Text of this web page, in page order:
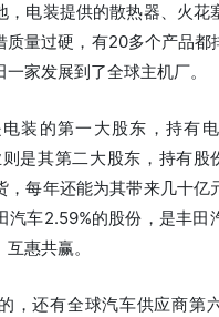
电装提供的散热器、火花
质量过硬，有20多个产品都
家发展到了全球主机厂。
装的第一大股东，持有
是其第二大股东，持有股
，每年还能为其带来几十亿
汽车2.59%的股份，是丰田
惠共赢。
，还有全球汽车供应商第